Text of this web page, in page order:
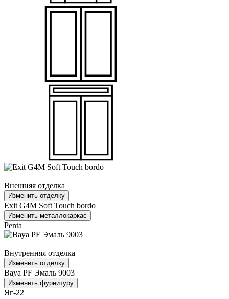
Внешняя отделка
Изменить отделку
Exit G4M Soft Touch bordo
Изменить металлокаркас
Penta
Внутренняя отделка
Изменить отделку
Baya PF Эмаль 9003
Изменить фурнитуру
Яг-22